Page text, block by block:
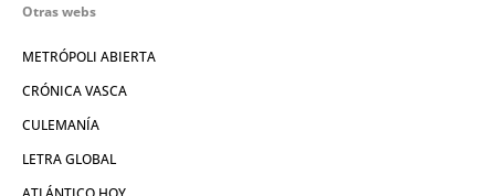
Otras webs
METRÓPOLI ABIERTA
CRÓNICA VASCA
CULEMANÍA
LETRA GLOBAL